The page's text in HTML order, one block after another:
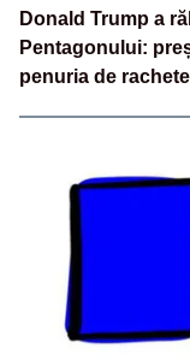
Donald Trump a
Pentagonului:
penuria de